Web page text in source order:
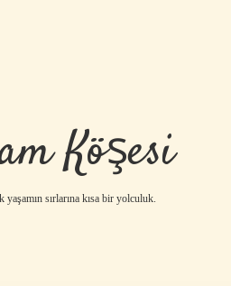
Köşesi
yaşamın sırlarına kısa bir yolculuk.